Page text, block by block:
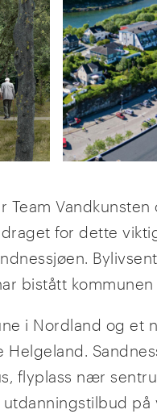
Vandkunsten
for dette
bistått kommunen
i Nordland og et
flyplass nær
utdanningstilbud